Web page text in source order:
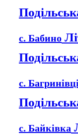
с. Бабино
с. Багринівці
с. Байківка